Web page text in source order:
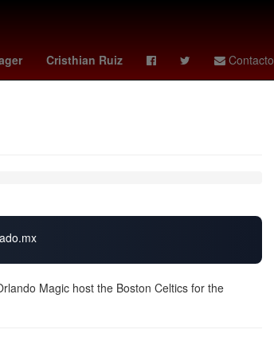
Cristhian Ruiz Contacto
Frederiksen
Magic host the Boston Celtics for the